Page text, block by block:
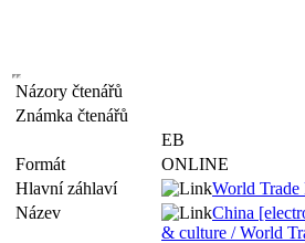
Názory čtenářů
Známka čtenářů
EB
Formát
ONLINE
Hlavní záhlaví
World Trade
Název
China
& culture / World